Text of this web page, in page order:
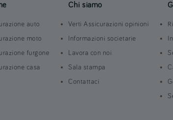
auto
moto
furgone
casa
Chi siamo
Verti Assicurazioni opinioni
Informazioni societarie
Lavora con noi
Sala stampa
Contattaci